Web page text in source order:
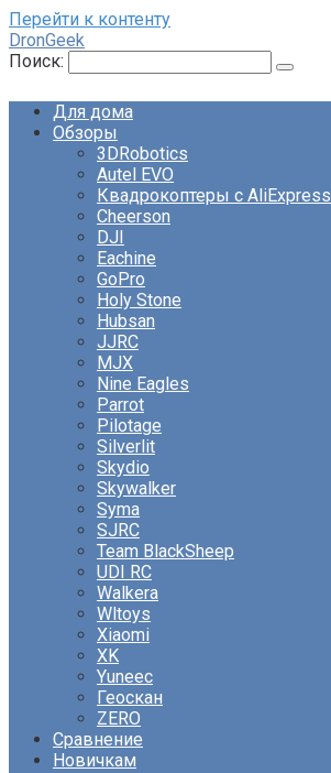
Перейти к контенту
DronGeek
Поиск:
Для дома
Обзоры
3DRobotics
Autel EVO
Квадрокоптеры с AliExpress
Cheerson
DJI
Eachine
GoPro
Holy Stone
Hubsan
JJRC
MJX
Nine Eagles
Parrot
Pilotage
Silverlit
Skydio
Skywalker
Syma
SJRC
Team BlackSheep
UDI RC
Walkera
Wltoys
Xiaomi
XK
Yuneec
Геоскан
ZERO
Сравнение
Новичкам